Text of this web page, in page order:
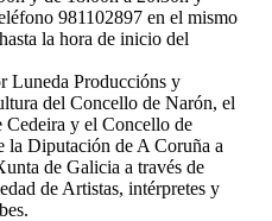
981102897 en el mismo
la hora de inicio del
Luneda Produccións y
del Concello de Narón, el
y el Concello de
la Diputación de A Coruña a
de Galicia a través de
de Artistas, intérpretes y